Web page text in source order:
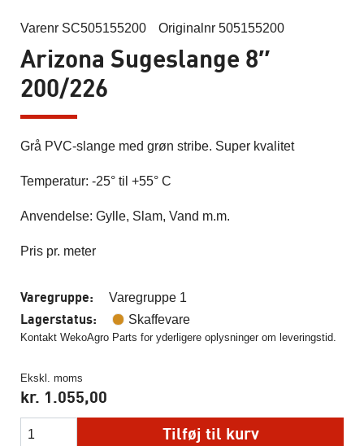
Varenr SC505155200 Originalnr 505155200
Arizona Sugeslange 8″
200/226
Grå PVC-slange med grøn stribe. Super kvalitet
Temperatur: -25° til +55° C
Anvendelse: Gylle, Slam, Vand m.m.
Pris pr. meter
Varegruppe: Varegruppe 1
Lagerstatus: Skaffevare
Kontakt WekoAgro Parts for yderligere oplysninger om leveringstid.
Ekskl. moms
kr. 1.055,00
Tilføj til kurv